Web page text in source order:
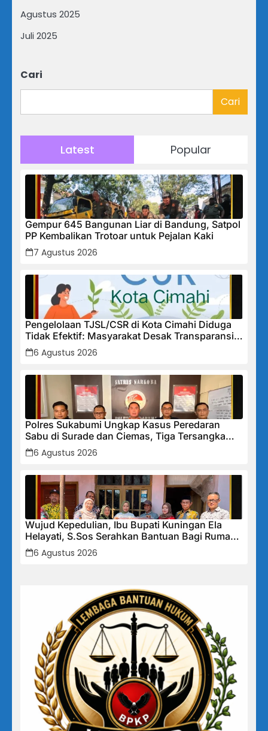
Agustus 2025
Juli 2025
Cari
Cari
Latest Popular
Gempur 645 Bangunan Liar di Bandung, Satpol
PP Kembalikan Trotoar untuk Pejalan Kaki
7 Agustus 2026
Pengelolaan TJSL/CSR di Kota Cimahi Diduga
Tidak Efektif: Masyarakat Desak Transparansi
Penuh dan Perbaikan Sistem
6 Agustus 2026
Polres Sukabumi Ungkap Kasus Peredaran
Sabu di Surade dan Ciemas, Tiga Tersangka
Diamankan
6 Agustus 2026
Wujud Kepedulian, Ibu Bupati Kuningan Ela
Helayati, S.Sos Serahkan Bantuan Bagi Rumah
Terdampak Bencana di Desa Karangkancana
6 Agustus 2026